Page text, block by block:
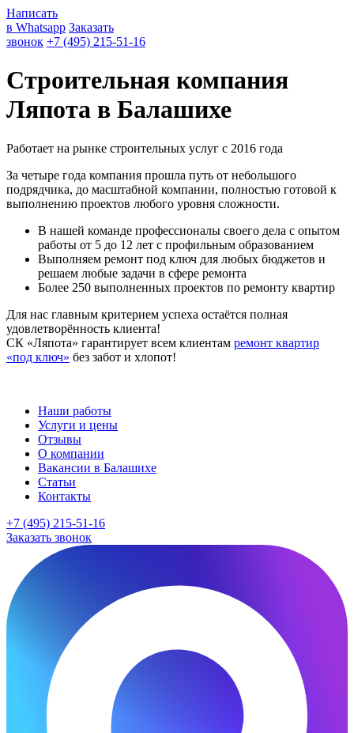
Написать
в Whatsapp Заказать
звонок +7 (495) 215-51-16
Строительная компания
Ляпота в Балашихе
Работает на рынке строительных услуг с 2016 года
За четыре года компания прошла путь от небольшого
подрядчика, до масштабной компании, полностью готовой к
выполнению проектов любого уровня сложности.
В нашей команде профессионалы своего дела с опытом
работы от 5 до 12 лет с профильным образованием
Выполняем ремонт под ключ для любых бюджетов и
решаем любые задачи в сфере ремонта
Более 250 выполненных проектов по ремонту квартир
Для нас главным критерием успеха остаётся полная
удовлетворённость клиента!
СК «Ляпота» гарантирует всем клиентам ремонт квартир
«под ключ» без забот и хлопот!
Наши работы
Услуги и цены
Отзывы
О компании
Вакансии в Балашихе
Статьи
Контакты
+7 (495) 215-51-16
Заказать звонок